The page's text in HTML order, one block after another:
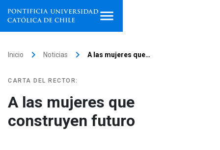
institutos
Investigación
Inicio keyboard_arrow_right Noticias keyboard_arrow_right A las mujeres que…
CARTA DEL RECTOR:
A las mujeres que
construyen futuro